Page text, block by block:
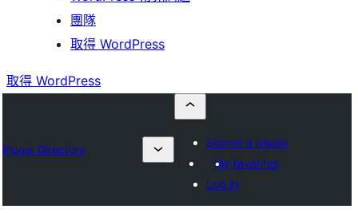
團隊
取得 WordPress
取得 WordPress
Plugin Directory
Submit a plugin
My favorites
Log in